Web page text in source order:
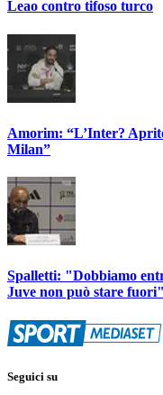
Leao contro tifoso turco
Amorim: “L’Inter?
Milan”
Spalletti: "Dobbiamo
Juve non può stare fuori"
Seguici su